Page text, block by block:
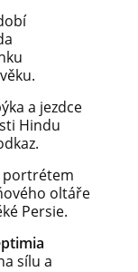
a jezdce
Hindu
portrétem
oltáře
Persie.
sílu a